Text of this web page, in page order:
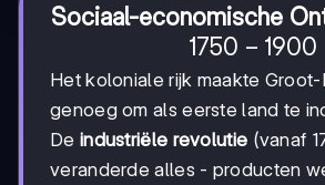
Sociaal-economische
1750-
1900
1750 − 1900
Het koloniale rijk maakte Groot-
genoeg om als eerste land te
De industriële revolutie (vanaf
veranderde alles - producten